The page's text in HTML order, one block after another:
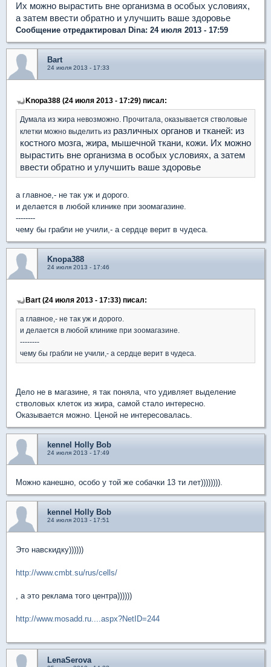
Их можно вырастить вне организма в особых условиях,
а затем ввести обратно и улучшить ваше здоровье
Сообщение отредактировал Dina: 24 июля 2013 - 17:59
Bart
24 июля 2013 - 17:33
Knopa388 (24 июля 2013 - 17:29) писал:
Думала из жира невозможно. Прочитала, оказывается стволовые
клетки можно выделить из различных органов и тканей: из
костного мозга, жира, мышечной ткани, кожи. Их можно
вырастить вне организма в особых условиях, а затем
ввести обратно и улучшить ваше здоровье
а главное,- не так уж и дорого.
и делается в любой клинике при зоомагазине.
--------
чему бы грабли не учили,- а сердце верит в чудеса.
Knopa388
24 июля 2013 - 17:46
Bart (24 июля 2013 - 17:33) писал:
а главное,- не так уж и дорого.
и делается в любой клинике при зоомагазине.
--------
чему бы грабли не учили,- а сердце верит в чудеса.
Дело не в магазине, я так поняла, что удивляет выделение
стволовых клеток из жира, самой стало интересно.
Оказывается можно. Ценой не интересовалась.
kennel Holly Bob
24 июля 2013 - 17:49
Можно канешно, особо у той же собачки 13 ти лет)))))))).
kennel Holly Bob
24 июля 2013 - 17:51
Это навскидку))))))
http://www.cmbt.su/rus/cells/
, а это реклама того центра))))))
http://www.mosadd.ru....aspx?NetID=244
LenaSerova